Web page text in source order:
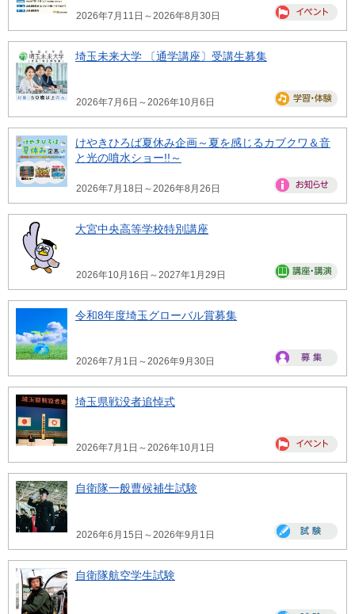
2026年7月11日～2026年8月30日
埼玉未来大学 〔通学講座〕受講生募集
2026年7月6日～2026年10月6日
けやきひろば夏休み企画～夏を感じるカブクワ＆音
と光の噴水ショー!!～
2026年7月18日～2026年8月26日
大宮中央高等学校特別講座
2026年10月16日～2027年1月29日
令和8年度埼玉グローバル賞募集
2026年7月1日～2026年9月30日
埼玉県戦没者追悼式
2026年7月1日～2026年10月1日
自衛隊一般曹候補生試験
2026年6月15日～2026年9月1日
自衛隊航空学生試験